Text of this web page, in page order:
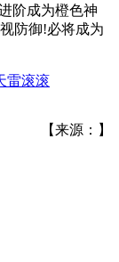
阶成为橙色神
防御!必将成为
【来源：】